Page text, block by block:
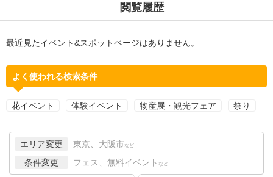
閲覧履歴
最近見たイベント&スポットページはありません。
よく使われる検索条件
花イベント 体験イベント 物産展・観光フェア 祭り
エリア変更 東京、大阪市 など
条件変更 フェス、無料イベント など